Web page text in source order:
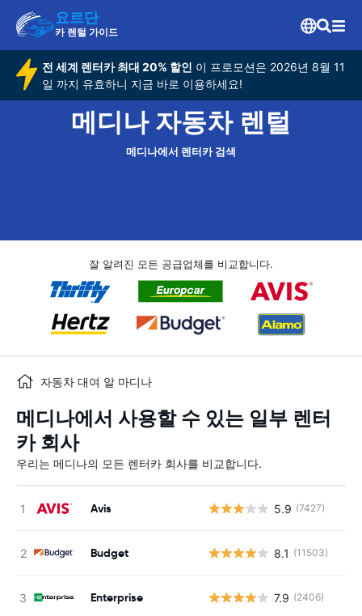
요르단
카 렌털 가이드
전 세계 렌터카 최대 20% 할인 이 프로모션은 2026년 8월 11
일 까지 유효하니 지금 바로 이용하세요!
메디나 자동차 렌털
메디나에서 렌터카 검색
잘 알려진 모든 공급업체를 비교합니다.
자동차 대여 알 마디나
메디나에서 사용할 수 있는 일부 렌터
카 회사
우리는 메디나의 모든 렌터카 회사를 비교합니다.
Avis 5.9 (7427)
Budget 8.1 (11503)
Enterprise 7.9 (2406)